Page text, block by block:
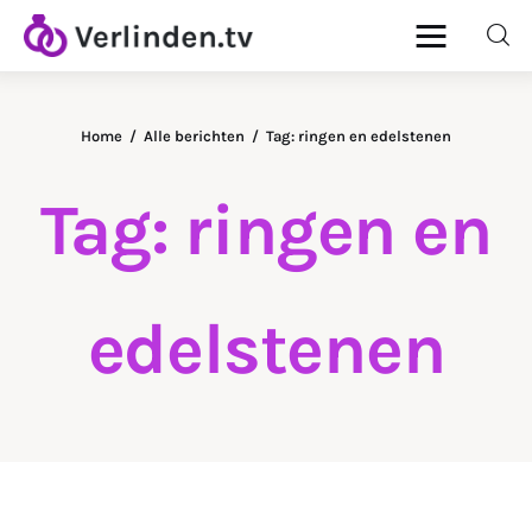
Tag: ringen en
edelstenen
Home Alle berichten Tag: ringen en edelstenen
Diamanten
Horloges